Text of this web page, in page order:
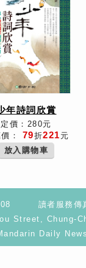
年詩詞欣賞
定價：280元
： 79折221 元
放入購物車
讀者服務
Street, Chung-
Daily